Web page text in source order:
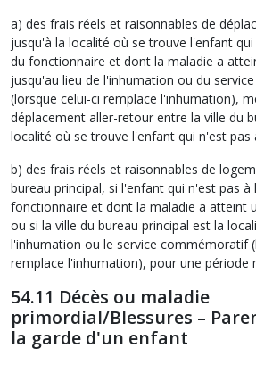
a) des frais réels et raisonnables de
jusqu'à la localité où se trouve l'enfant
du fonctionnaire et dont la maladie a
jusqu'au lieu de l'inhumation ou du
(lorsque celui-ci remplace l'inhumation),
déplacement aller-retour entre la ville du
localité où se trouve l'enfant qui n'est pas
b) des frais réels et raisonnables de
bureau principal, si l'enfant qui n'est pas à
fonctionnaire et dont la maladie a atteint
ou si la ville du bureau principal est la
l'inhumation ou le service commémoratif
remplace l'inhumation), pour une période
54.11 Décès ou maladie
primordial/Blessures –
la garde d'un enfant